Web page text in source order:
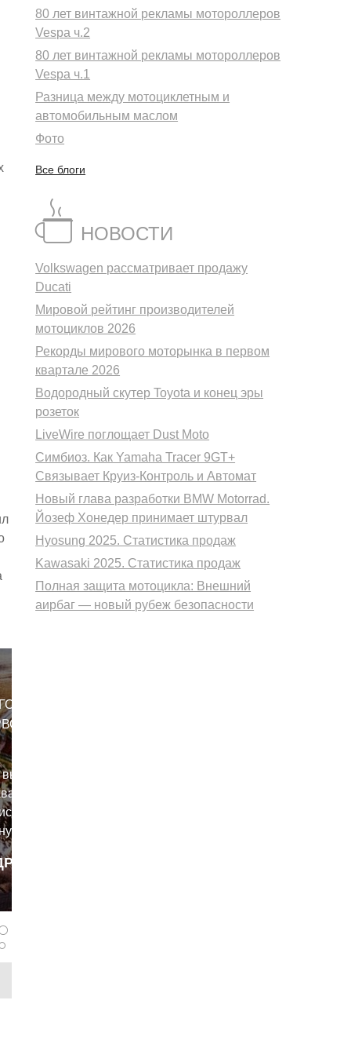
на
в
три
80 лет винтажной рекламы мотороллеров
Vespa ч.2
80 лет винтажной рекламы мотороллеров
Vespa ч.1
Разница между мотоциклетным и
автомобильным маслом
Фото
Все блоги
НОВОСТИ
Volkswagen рассматривает продажу
Ducati
Мировой рейтинг производителей
мотоциклов 2026
Рекорды мирового моторынка в первом
квартале 2026
Водородный скутер Toyota и конец эры
розеток
LiveWire поглощает Dust Moto
Симбиоз. Как Yamaha Tracer 9GT+
Связывает Круиз-Контроль и Автомат
Новый глава разработки BMW Motorrad.
Йозеф Хонедер принимает штурвал
Hyosung 2025. Статистика продаж
Kawasaki 2025. Статистика продаж
Полная защита мотоцикла: Внешний
аирбаг — новый рубеж безопасности